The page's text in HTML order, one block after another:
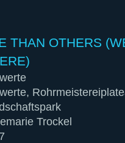
THAN OTHERS
Trockel